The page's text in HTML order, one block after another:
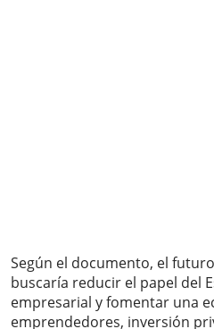
Según el documento, el
buscaría reducir el papel del
empresarial y fomentar una
emprendedores, inversión